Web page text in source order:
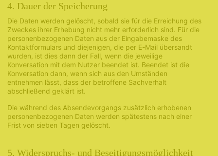
4. Dauer der Speicherung
Die Daten werden gelöscht, sobald sie für die Erreichung des
Zweckes ihrer Erhebung nicht mehr erforderlich sind. Für die
personenbezogenen Daten aus der Eingabemaske des
Kontaktformulars und diejenigen, die per E-Mail übersandt
wurden, ist dies dann der Fall, wenn die jeweilige
Konversation mit dem Nutzer beendet ist. Beendet ist die
Konversation dann, wenn sich aus den Umständen
entnehmen lässt, dass der betroffene Sachverhalt
abschließend geklärt ist.
Die während des Absendevorgangs zusätzlich erhobenen
personenbezogenen Daten werden spätestens nach einer
Frist von sieben Tagen gelöscht.
5. Widerspruchs- und Beseitigungsmöglichkeit